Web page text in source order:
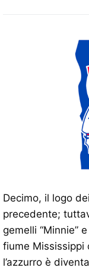
Decimo, il logo
precedente;
gemelli “Minnie”
fiume Mississippi
l’azzurro è